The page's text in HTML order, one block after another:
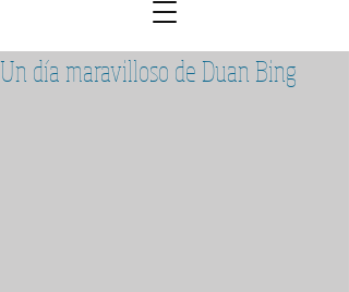
Un día maravilloso de Duan Bing